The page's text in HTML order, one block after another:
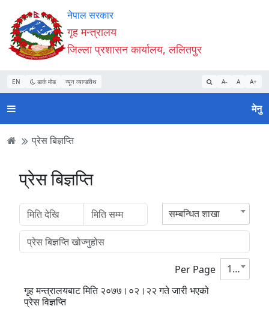
Accessibility
Mode
सुरु
गर्नुहोस्
सामाग्री
पढ्नुहाेस्
नेभिगेसन
पढ्नुहाेस्
वेबसाइट
खोजमा
जानुहोस्
नेपाल सरकार
गृह मन्त्रालय
जिल्ला प्रशासन कार्यालय, ललितपुर
EN डार्क मोड न्यून व्यान्डविथ A- A A+
मेनु
प्रेस बिज्ञप्ति
प्रेस बिज्ञप्ति
सम्बन्धित शाखा
Per Page
10
गृह मन्त्रालयबाट मिति २०७७।०२।२२ गते जारी भएको
प्रेस विज्ञप्ति